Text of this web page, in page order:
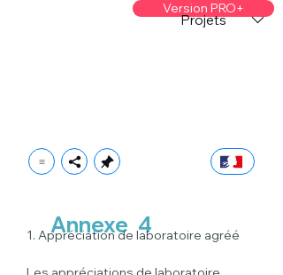
Version PRO+
Projets
Annexe 4
1. Appréciation de laboratoire agréé